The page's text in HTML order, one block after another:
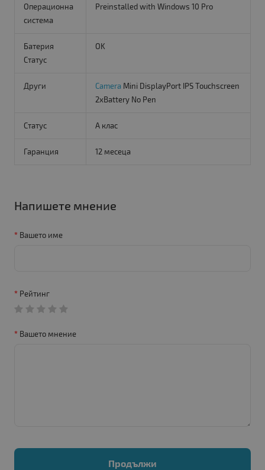
Операционна
система
Preinstalled with Windows 10 Pro
Батерия
Статус
OK
Други Camera Mini DisplayPort IPS Touchscreen
2xBattery No Pen
Статус A клас
Гаранция 12 месеца
Напишете мнение
Вашето име
Рейтинг
Вашето мнение
Продължи